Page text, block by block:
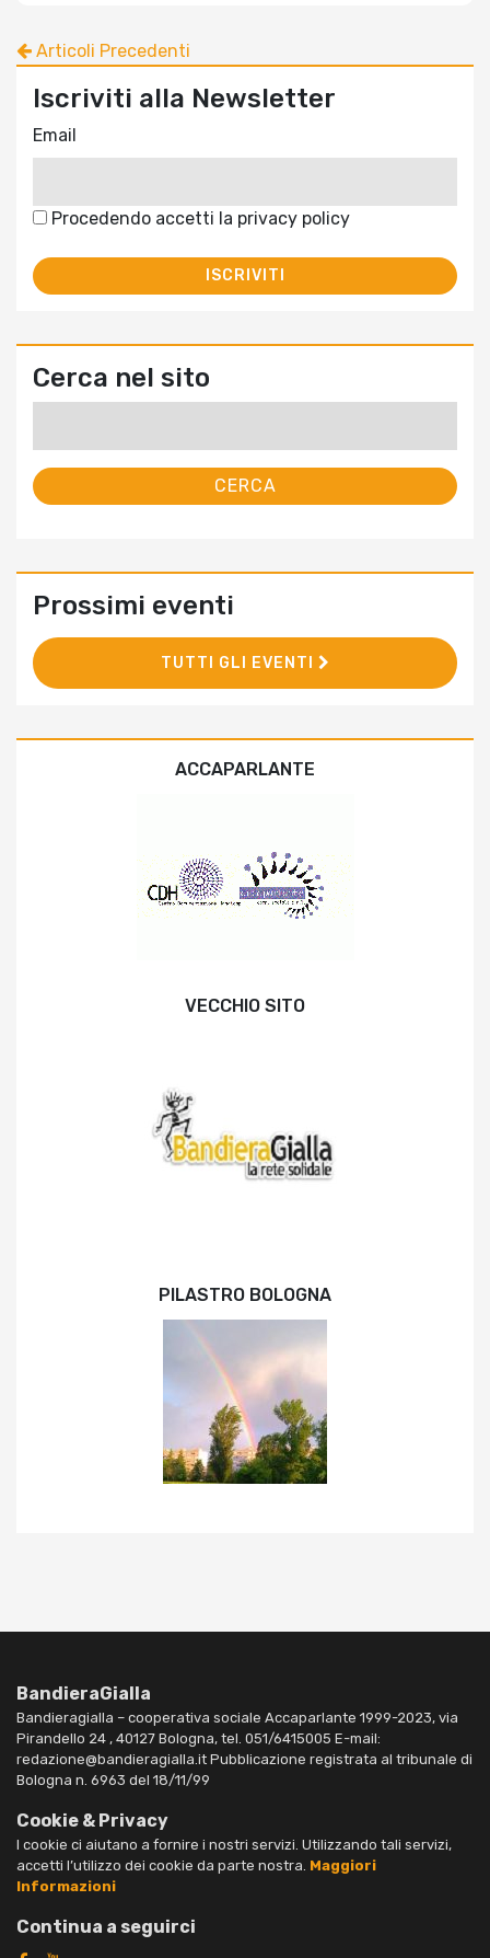
Articoli Precedenti
Iscriviti alla Newsletter
Email
Procedendo accetti la privacy policy
Cerca nel sito
Prossimi eventi
TUTTI GLI EVENTI
ACCAPARLANTE
VECCHIO SITO
PILASTRO BOLOGNA
BandieraGialla
Bandieragialla – cooperativa sociale Accaparlante 1999-2023, via
Pirandello 24 , 40127 Bologna, tel. 051/6415005 E-mail:
redazione@bandieragialla.it Pubblicazione registrata al tribunale di
Bologna n. 6963 del 18/11/99
Cookie & Privacy
I cookie ci aiutano a fornire i nostri servizi. Utilizzando tali servizi,
accetti l’utilizzo dei cookie da parte nostra. Maggiori
Informazioni
Continua a seguirci